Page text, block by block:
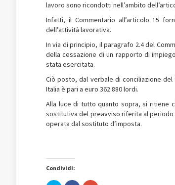
lavoro sono ricondotti nell’ambito
Infatti, il Commentario all’articolo 15
dell’attività lavorativa.
In via di principio, il paragrafo 2.4 del
della cessazione di un rapporto di
stata esercitata.
Ciò posto, dal verbale di conciliazione
Italia è pari a euro 362.880 lordi.
Alla luce di tutto quanto sopra, si ritiene
sostitutiva del preavviso riferita al
operata dal sostituto d’imposta.
Condividi: